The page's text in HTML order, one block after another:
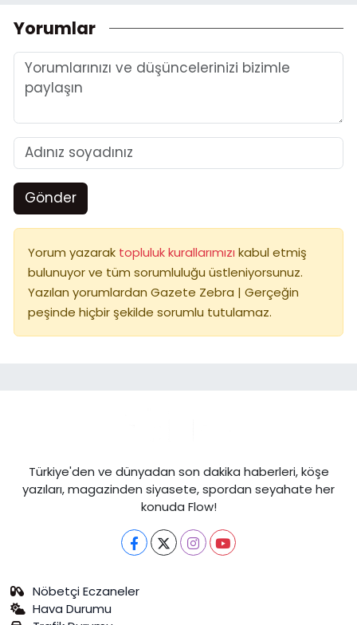
Yorumlar
Gönder
Yorum yazarak topluluk kurallarımızı kabul etmiş
bulunuyor ve tüm sorumluluğu üstleniyorsunuz.
Yazılan yorumlardan Gazete Zebra | Gerçeğin
peşinde hiçbir şekilde sorumlu tutulamaz.
Türkiye'den ve dünyadan son dakika haberleri, köşe
yazıları, magazinden siyasete, spordan seyahate her
konuda Flow!
Nöbetçi Eczaneler
Hava Durumu